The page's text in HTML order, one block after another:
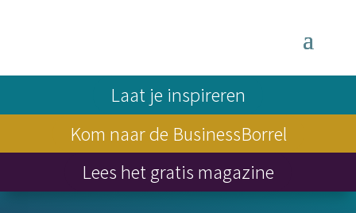
Laat je inspireren
Kom naar de BusinessBorrel
Lees het gratis magazine